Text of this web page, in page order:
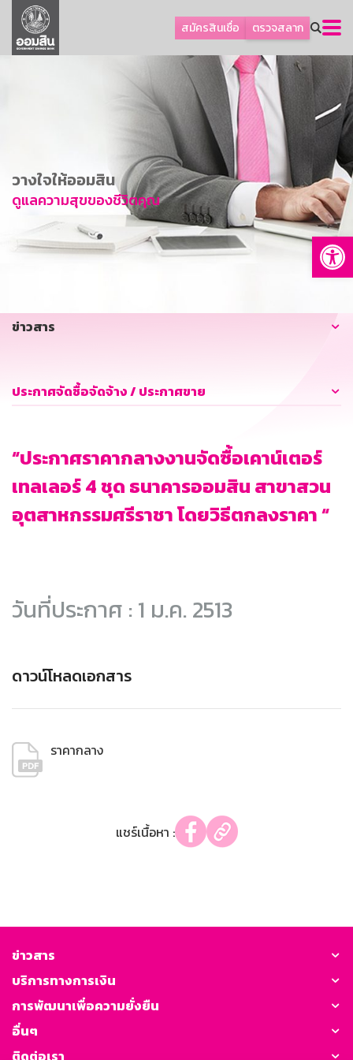
สมัครสินเชื่อ ตรวจสลาก
ลูกค้าธุรกิจ
ลูกค้าผู้ประกอบรายย่อย
การพัฒนาที่ยั่งยืน
ข่าวสาร
บริการทางการเงิน
อื่นๆ
วางใจให้ออมสิน
ดูแลความสุขของชีวิตคุณ
ข่าวสาร
ประกาศจัดซื้อจัดจ้าง / ประกาศขาย
“ประกาศราคากลางงานจัดซื้อเคาน์เตอร์
เทลเลอร์ 4 ชุด ธนาคารออมสิน สาขาสวน
อุตสาหกรรมศรีราชา โดยวิธีตกลงราคา “
วันที่ประกาศ : 1 ม.ค. 2513
ดาวน์โหลดเอกสาร
ราคากลาง
แชร์เนื้อหา :
ข่าวสาร
บริการทางการเงิน
การพัฒนาเพื่อความยั่งยืน
อื่นๆ